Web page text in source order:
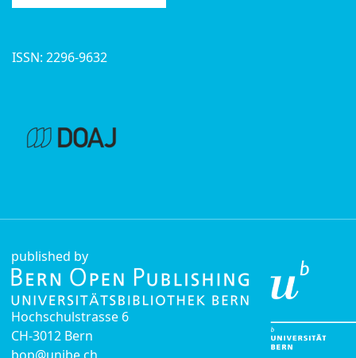
ISSN: 2296-9632
published by
Hochschulstrasse 6
CH-3012 Bern